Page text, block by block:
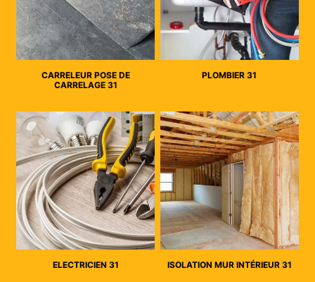
CARRELEUR POSE DE
CARRELAGE 31
PLOMBIER 31
ELECTRICIEN 31 ISOLATION MUR INTÉRIEUR 31